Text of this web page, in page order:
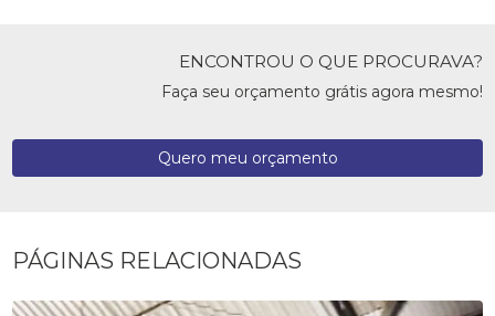
ENCONTROU O QUE PROCURAVA?
Faça seu orçamento grátis agora mesmo!
Quero meu orçamento
PÁGINAS RELACIONADAS